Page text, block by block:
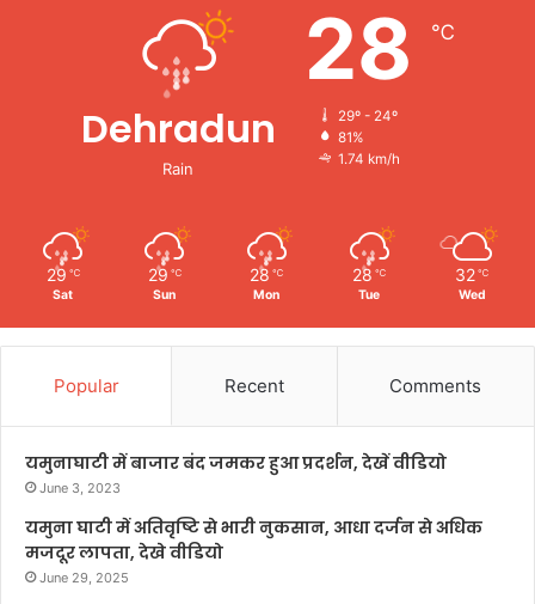
Dehradun
Rain
28 ℃
29º - 24º
81%
1.74 km/h
29 ℃
Sat
29 ℃
Sun
28 ℃
Mon
28 ℃
Tue
32 ℃
Wed
Popular Recent Comments
यमुनाघाटी में बाजार बंद जमकर हुआ प्रदर्शन, देखें वीडियो
June 3, 2023
यमुना घाटी में अतिवृष्टि से भारी नुकसान, आधा दर्जन से अधिक
मजदूर लापता, देखे वीडियो
June 29, 2025